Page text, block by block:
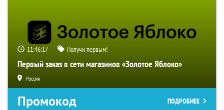
11:46:17 Получи первым!
Первый заказ в сети магазинов «Золотое Яблоко»
Россия
Промокод ПОДРОБНЕЕ